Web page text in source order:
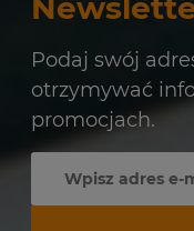
Podaj swój
otrzymywać
promocjach.